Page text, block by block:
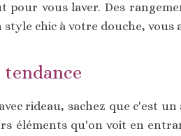
vous laver. Des
chic à votre douche, vous
tendance
rideau, sachez que c'est
éléments qu'on voit en